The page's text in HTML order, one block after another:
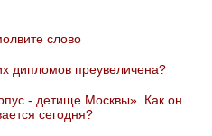
слово
дипломов преувеличена?
- детище Москвы». Как он
сегодня?